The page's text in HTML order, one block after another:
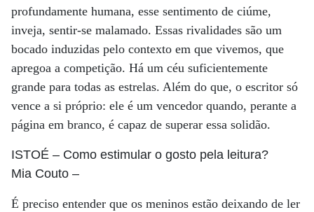
profundamente humana, esse sentimento de ciúme,
inveja, sentir-se malamado. Essas rivalidades são um
bocado induzidas pelo contexto em que vivemos, que
apregoa a competição. Há um céu suficientemente
grande para todas as estrelas. Além do que, o escritor só
vence a si próprio: ele é um vencedor quando, perante a
página em branco, é capaz de superar essa solidão.
ISTOÉ – Como estimular o gosto pela leitura?
Mia Couto –
É preciso entender que os meninos estão deixando de ler